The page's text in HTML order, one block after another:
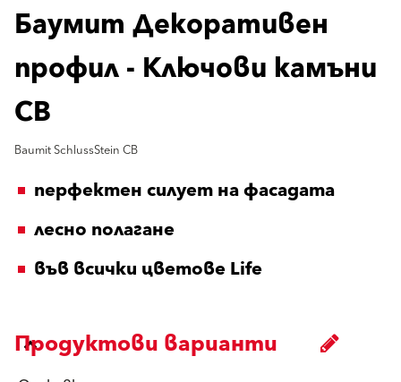
Баумит Декоративен
профил - Ключови камъни
CB
Baumit SchlussStein CB
перфектен силует на фасадата
лесно полагане
във всички цветове Life
Продуктови варианти